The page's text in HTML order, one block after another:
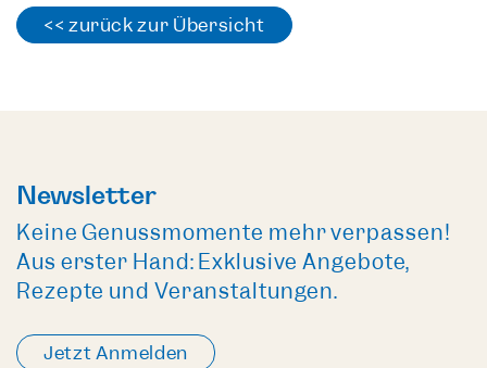
<< zurück zur Übersicht
Newsletter
Keine Genussmomente mehr verpassen!
Aus erster Hand: Exklusive Angebote,
Rezepte und Veranstaltungen.
Jetzt Anmelden